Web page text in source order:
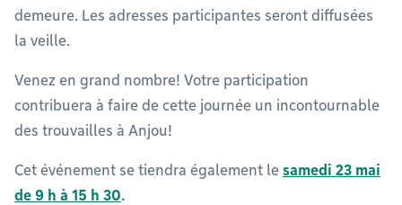
demeure. Les adresses participantes seront diffusées
la veille.
Venez en grand nombre! Votre participation
contribuera à faire de cette journée un incontournable
des trouvailles à Anjou!
Cet événement se tiendra également le samedi 23 mai
de 9 h à 15 h 30.